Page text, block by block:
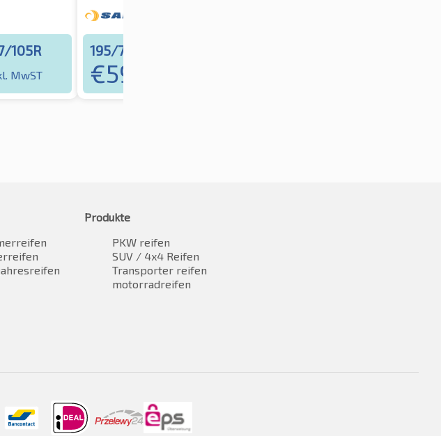
105R
MwST
195/75R16C 107/105R
€59,04
Produkte
PKW reifen
SUV / 4x4 Reifen
Transporter reifen
motorradreifen